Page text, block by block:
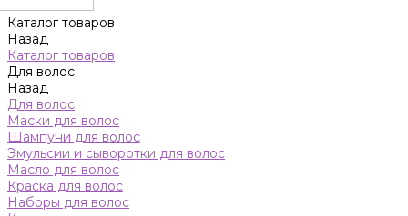
Каталог товаров
Назад
Каталог товаров
Для волос
Назад
Для волос
Маски для волос
Шампуни для волос
Эмульсии и сыворотки для волос
Масло для волос
Краска для волос
Наборы для волос